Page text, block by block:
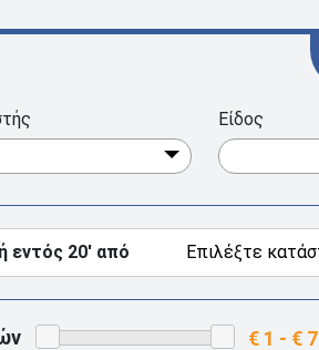
Είδος
εντός 20' από